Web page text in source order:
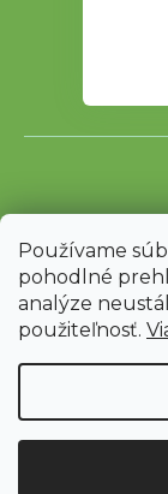
Používame
pohodlné
analýze
použiteľnosť.